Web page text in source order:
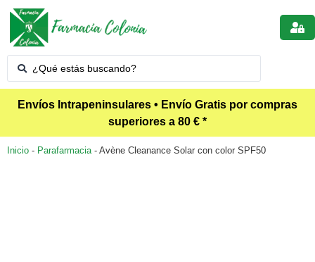
Envíos Intrapeninsulares • Envío Gratis por compras
superiores a 80 € *
Inicio - Parafarmacia- Avène Cleanance Solar con color SPF50